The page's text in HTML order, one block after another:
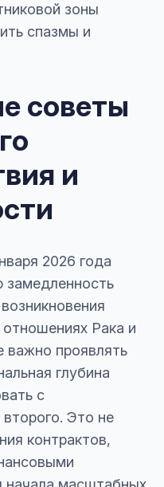
зоны
спазмы и
советы
и
2026 года
отношениях Рака и
важно проявлять
глубина
с
Это не
контрактов,